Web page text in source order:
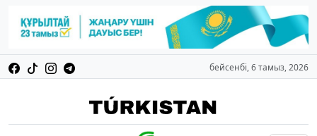
бейсенбі, 6 тамыз, 2026